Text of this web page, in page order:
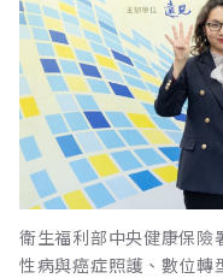
衛生福利部中央健康保險
性病與癌症照護、數位轉